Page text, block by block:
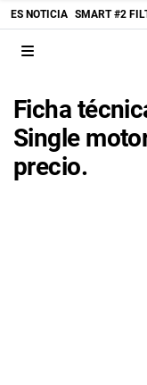
ES NOTICIA SMART #2
Ficha
Single
precio.